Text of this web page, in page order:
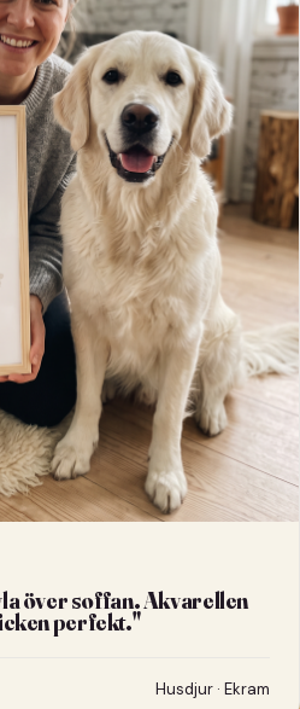
över soffan. Akvarellen
perfekt."
Husdjur · Ekram